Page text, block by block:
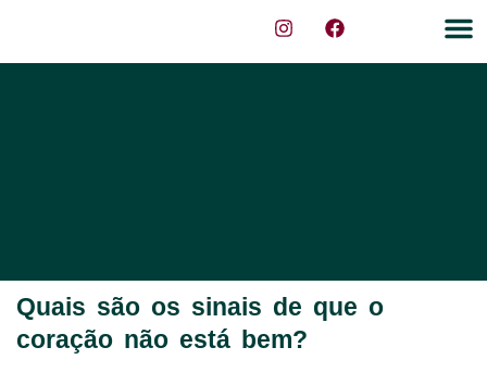
Quais são os sinais de que o
coração não está bem?